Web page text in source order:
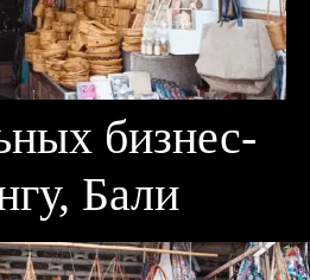
бизнес-
Бали